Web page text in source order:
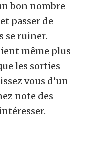
bon nombre
passer de
se ruiner.
même plus
les sorties
vous d’un
note des